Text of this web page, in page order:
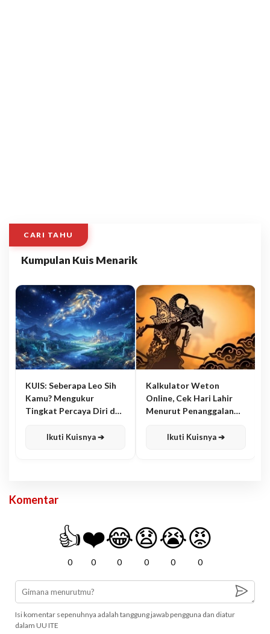
CARI TAHU
Kumpulan Kuis Menarik
KUIS: Seberapa Leo Sih
Kamu? Mengukur
Tingkat Percaya Diri dan
Ikuti Kuisnya ➔
Kalkulator Weton
Online, Cek Hari Lahir
Menurut Penanggalan
Ikuti Kuisnya ➔
Komentar
👍
0
❤️
0
😂
0
😧
0
😭
0
😡
0
Isi komentar sepenuhnya adalah tanggung jawab pengguna dan diatur
dalam UU ITE